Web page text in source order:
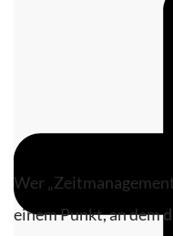
Wer
einem Punkt, an dem